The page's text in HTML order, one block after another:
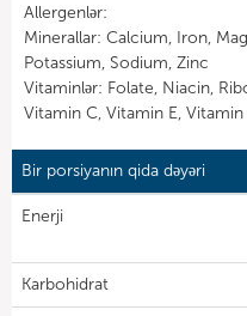
Allergenlər:
Minerallar: Calcium, Iron,
Potassium, Sodium, Zinc
Vitaminlər: Folate, Niacin,
Vitamin C, Vitamin E, Vitamin
Bir porsiyanın qida dəyəri
Enerji
Karbohidrat